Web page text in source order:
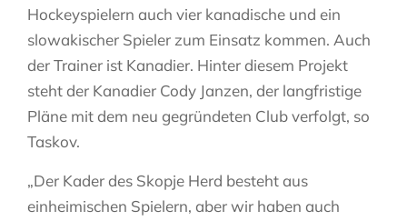
Hockeyspielern auch vier kanadische und ein
slowakischer Spieler zum Einsatz kommen. Auch
der Trainer ist Kanadier. Hinter diesem Projekt
steht der Kanadier Cody Janzen, der langfristige
Pläne mit dem neu gegründeten Club verfolgt, so
Taskov.
„Der Kader des Skopje Herd besteht aus
einheimischen Spielern, aber wir haben auch